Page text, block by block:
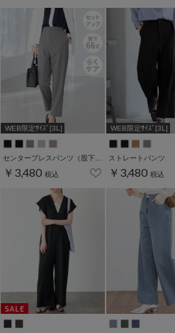
WEB限定ｻｲｽﾞ[3L]
￥3,480 税込
WEB限定ｻｲｽﾞ[3L]
ストレートパンツ
￥3,480 税込